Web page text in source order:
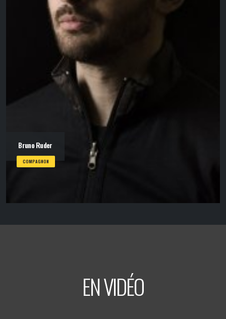
Bruno Ruder
COMPAGNON
EN VIDÉO